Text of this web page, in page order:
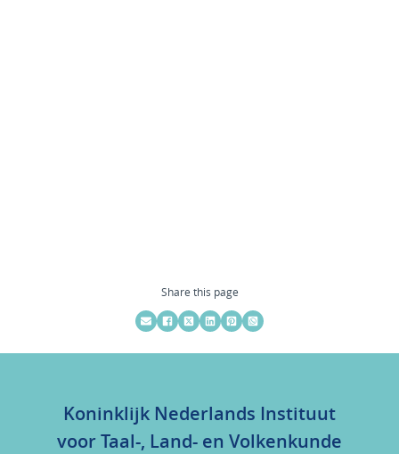
Share this page
Koninklijk Nederlands Instituut
voor Taal-, Land- en Volkenkunde